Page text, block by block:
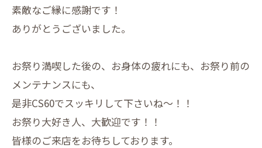
素敵なご縁に感謝です！
ありがとうございました。
お祭り満喫した後の、お身体の疲れにも、お祭り前の
メンテナンスにも、
是非CS60でスッキリして下さいね～！！
お祭り大好き人、大歓迎です！！
皆様のご来店をお待ちしております。